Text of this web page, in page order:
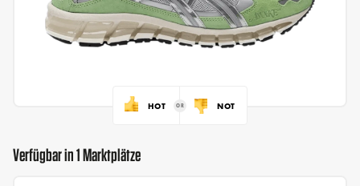
HOT NOT
Verfügbar in 1 Marktplätze